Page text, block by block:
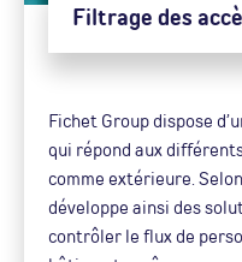
Filtrage des
Fichet Group dispose
qui répond aux
comme extérieure.
développe ainsi des
contrôler le flux de